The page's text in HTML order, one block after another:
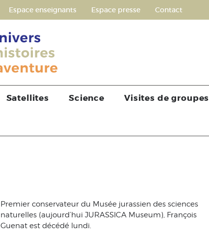
Espace enseignants Espace presse Contact
Satellites Science Visites de groupes
Premier conservateur du Musée jurassien des sciences
naturelles (aujourd’hui JURASSICA Museum), François
Guenat est décédé lundi.